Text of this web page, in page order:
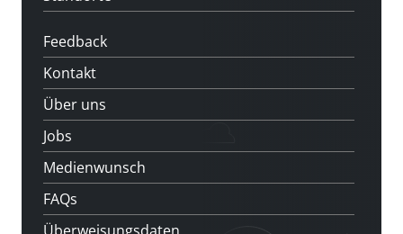
Feedback
Kontakt
Über uns
Jobs
Medienwunsch
FAQs